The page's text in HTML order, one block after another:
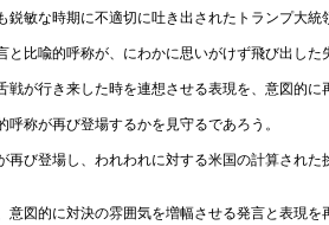
鋭敏な時期に不適切に吐き出されたトランプ大
と比喩的呼称が、にわかに思いがけず飛び出し
戦が行き来した時を連想させる表現を、意図的
称が再び登場するかを見守るであろう。
再び登場し、われわれに対する米国の計算され
意図的に対決の雰囲気を増幅させる発言と表現